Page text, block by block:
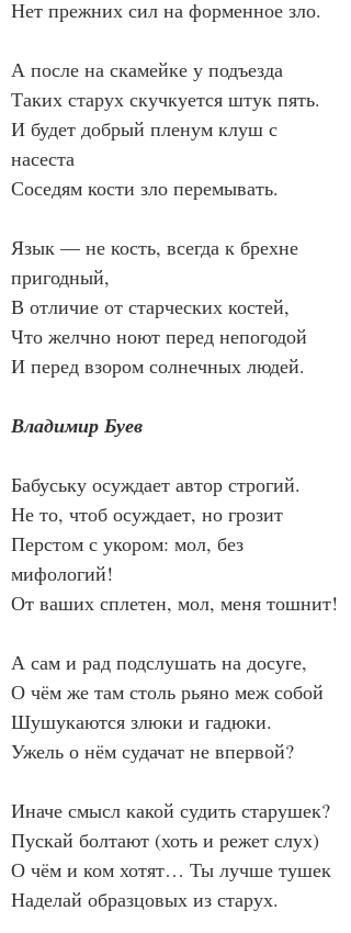
Нет прежних сил на форменное зло.
А после на скамейке у подъезда
Таких старух скучкуется штук пять.
И будет добрый пленум клуш с
насеста
Соседям кости зло перемывать.
Язык — не кость, всегда к брехне
пригодный,
В отличие от старческих костей,
Что желчно ноют перед непогодой
И перед взором солнечных людей.
Владимир Буев
Бабуську осуждает автор строгий.
Не то, чтоб осуждает, но грозит
Перстом с укором: мол, без
мифологий!
От ваших сплетен, мол, меня тошнит!
А сам и рад подслушать на досуге,
О чём же там столь рьяно меж собой
Шушукаются злюки и гадюки.
Ужель о нём судачат не впервой?
Иначе смысл какой судить старушек?
Пускай болтают (хоть и режет слух)
О чём и ком хотят… Ты лучше тушек
Наделай образцовых из старух.